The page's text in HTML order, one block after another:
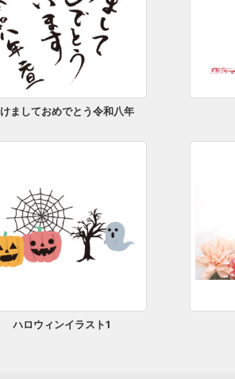
ましておめでとう令和八年
ハロウィンイラスト1